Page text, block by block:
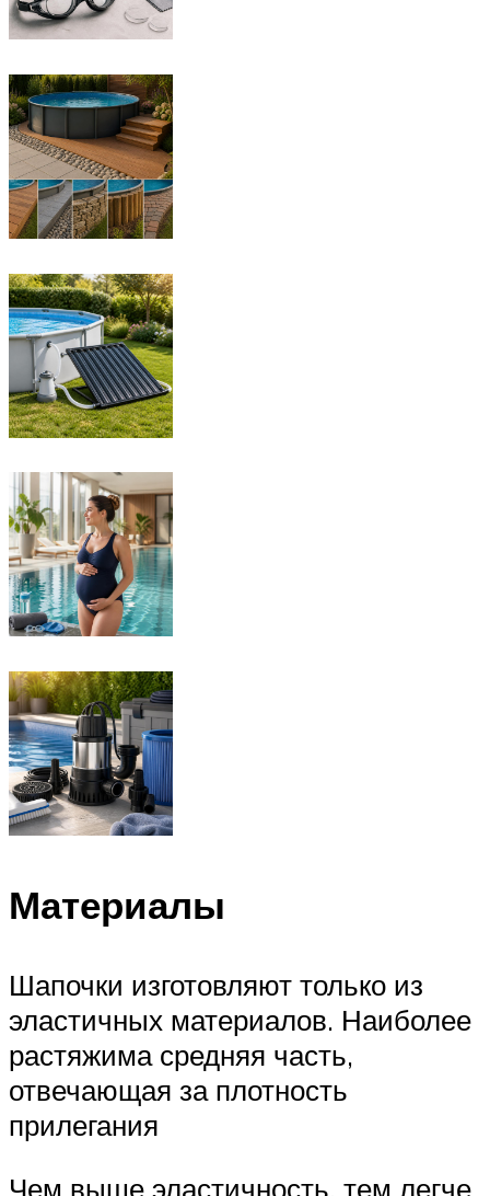
Материалы
Шапочки изготовляют только из
эластичных материалов. Наиболее
растяжима средняя часть,
отвечающая за плотность
прилегания
Чем выше эластичность, тем легче